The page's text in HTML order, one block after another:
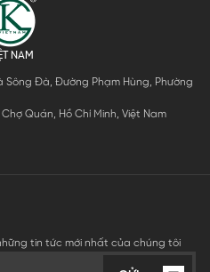
NAM
Sông Đà, Đường Phạm Hùng, Phường
Quán, Hồ Chí Minh, Việt Nam
tin tức mới nhất của chúng tôi